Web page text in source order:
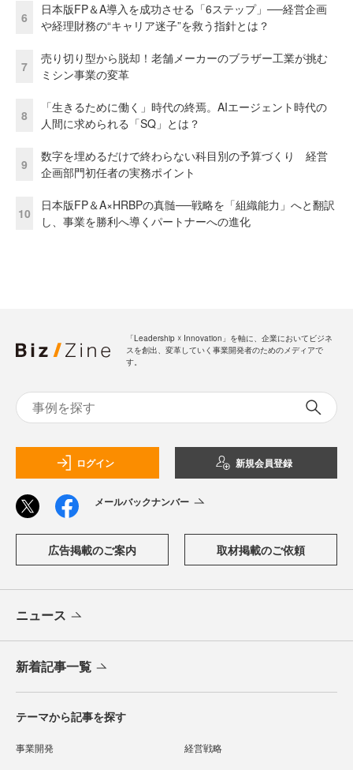
6
日本版FP＆A導入を成功させる「6ステップ」──経営企画
や経理財務の“キャリア迷子”を救う指針とは？
7
売り切り型から脱却！老舗メーカーのブラザー工業が挑む
ミシン事業の変革
8
「生きるために働く」時代の終焉。AIエージェント時代の
人間に求められる「SQ」とは？
9
数字を埋めるだけで終わらない科目別の予算づくり 経営
企画部門初任者の実務ポイント
10
日本版FP＆A×HRBPの真髄──戦略を「組織能力」へと翻訳
し、事業を勝利へ導くパートナーへの進化
「Leadership ☓ Innovation」を軸に、企業においてビジネ
スを創出、変革していく事業開発者のためのメディアで
す。
ログイン 新規会員登録
メールバックナンバー
広告掲載のご案内 取材掲載のご依頼
ニュース
新着記事一覧
テーマから記事を探す
事業開発 経営戦略